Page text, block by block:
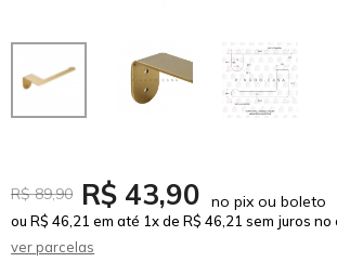
R$ 89,90 R$ 43,90 no pix ou boleto
ou R$ 46,21 em até 1x de R$ 46,21 sem juros no
ver parcelas